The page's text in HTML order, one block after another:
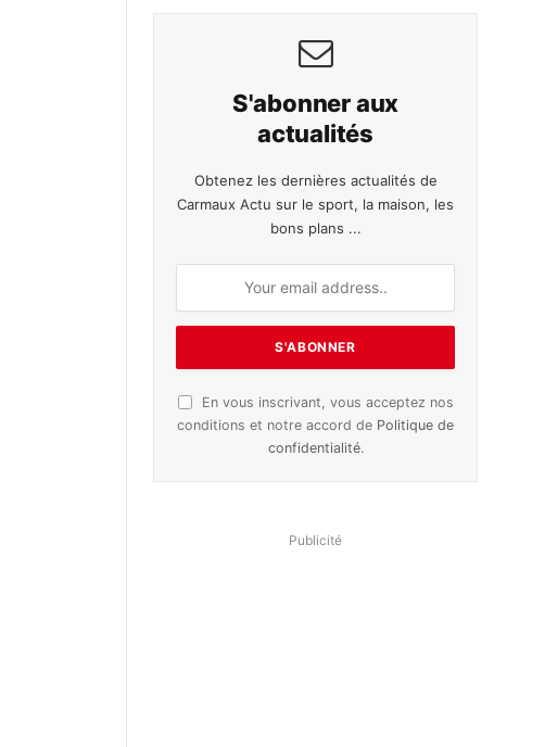
S'abonner aux
actualités
Obtenez les dernières actualités de
Carmaux Actu sur le sport, la maison, les
bons plans ...
En vous inscrivant, vous acceptez nos
conditions et notre accord de Politique de
confidentialité.
Publicité